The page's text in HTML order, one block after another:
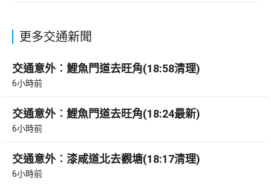
更多交通新聞
交通意外︰鯉魚門道去旺角(18:58清理)
6小時前
交通意外︰鯉魚門道去旺角(18:24最新)
6小時前
交通意外︰漆咸道北去觀塘(18:17清理)
6小時前